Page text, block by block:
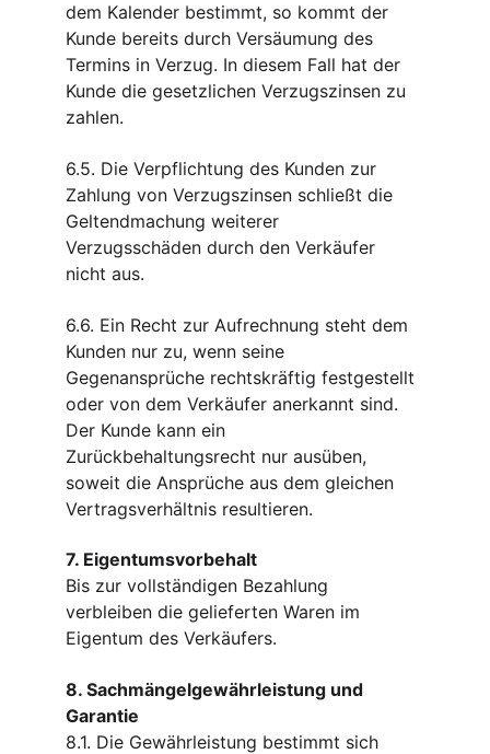
dem Kalender bestimmt, so kommt der
Kunde bereits durch Versäumung des
Termins in Verzug. In diesem Fall hat der
Kunde die gesetzlichen Verzugszinsen zu
zahlen.
6.5. Die Verpflichtung des Kunden zur
Zahlung von Verzugszinsen schließt die
Geltendmachung weiterer
Verzugsschäden durch den Verkäufer
nicht aus.
6.6. Ein Recht zur Aufrechnung steht dem
Kunden nur zu, wenn seine
Gegenansprüche rechtskräftig festgestellt
oder von dem Verkäufer anerkannt sind.
Der Kunde kann ein
Zurückbehaltungsrecht nur ausüben,
soweit die Ansprüche aus dem gleichen
Vertragsverhältnis resultieren.
7. Eigentumsvorbehalt
Bis zur vollständigen Bezahlung
verbleiben die gelieferten Waren im
Eigentum des Verkäufers.
8. Sachmängelgewährleistung und
Garantie
8.1. Die Gewährleistung bestimmt sich